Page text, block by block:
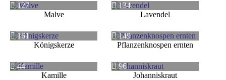
127
Malve
134
Lavendel
161
Königskerze
149
Pflanzenknospen ernten
44
Kamille
96
Johanniskraut